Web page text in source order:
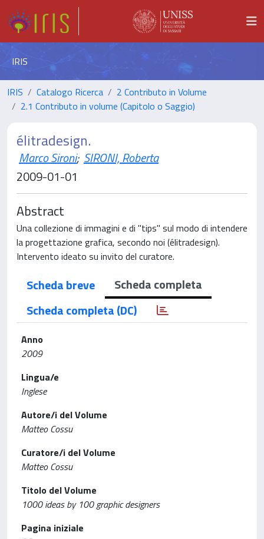
IRIS
IRIS Catalogo Ricerca
2 Contributo in Volume
2.1 Contributo in volume (Capitolo o Saggio)
élitradesign.
Marco Sironi; SIRONI, Roberta
2009-01-01
Abstract
Una collezione di immagini e di "tips" sul modo di intendere
la progettazione grafica, secondo noi (élitradesign).
Intervento ideato su invito del curatore.
Scheda breve
Scheda completa
Scheda completa (DC)
Anno
2009
Lingua/e
Inglese
Autore/i del Volume
Matteo Cossu
Curatore/i del Volume
Matteo Cossu
Titolo del Volume
1000 ideas by 100 graphic designers
Pagina iniziale